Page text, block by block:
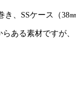
、SSケース（38
らある素材ですが